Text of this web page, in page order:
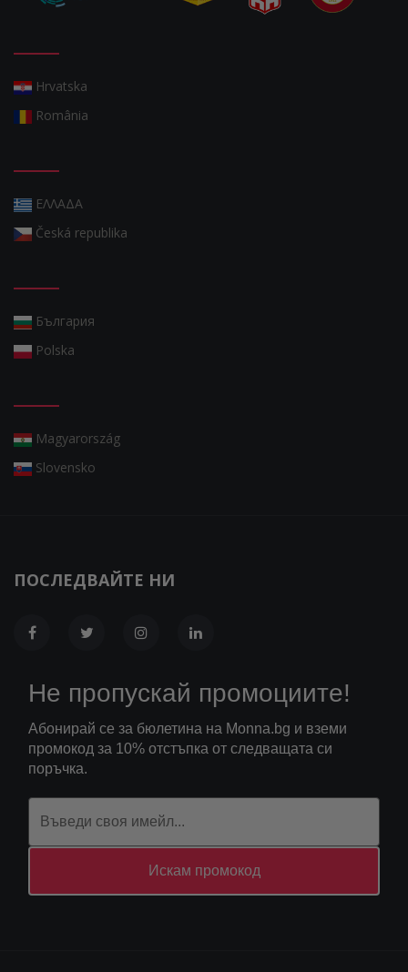
Hrvatska
România
ΕΛΛΑΔΑ
Česká republika
България
Polska
Magyarország
Slovensko
ПОСЛЕДВАЙТЕ НИ
Не пропускай промоциите!
Абонирай се за бюлетина на Monna.bg и вземи
промокод за 10% отстъпка от следващата си
поръчка.
Искам промокод